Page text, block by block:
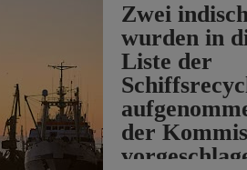
Zwei
wurden in
Liste der
der